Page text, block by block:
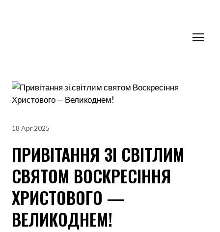
18 Apr 2025
ПРИВІТАННЯ ЗІ СВІТЛИМ
СВЯТОМ ВОСКРЕСІННЯ
ХРИСТОВОГО —
ВЕЛИКОДНЕМ!